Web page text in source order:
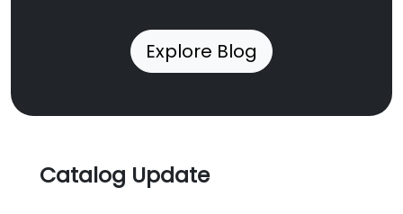
Explore Blog
Catalog Update